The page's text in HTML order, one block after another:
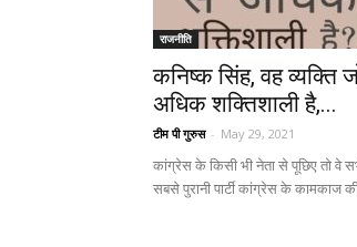
राजनीति
कनिष्क सिंह, वह व्यक्ति
अधिक शक्तिशाली है,...
टीम पी गुरुस - May 29, 2021
कांग्रेस के किसी भी नेता से पूछिए तो वे
सबसे पुरानी पार्टी कांग्रेस के कामकाज